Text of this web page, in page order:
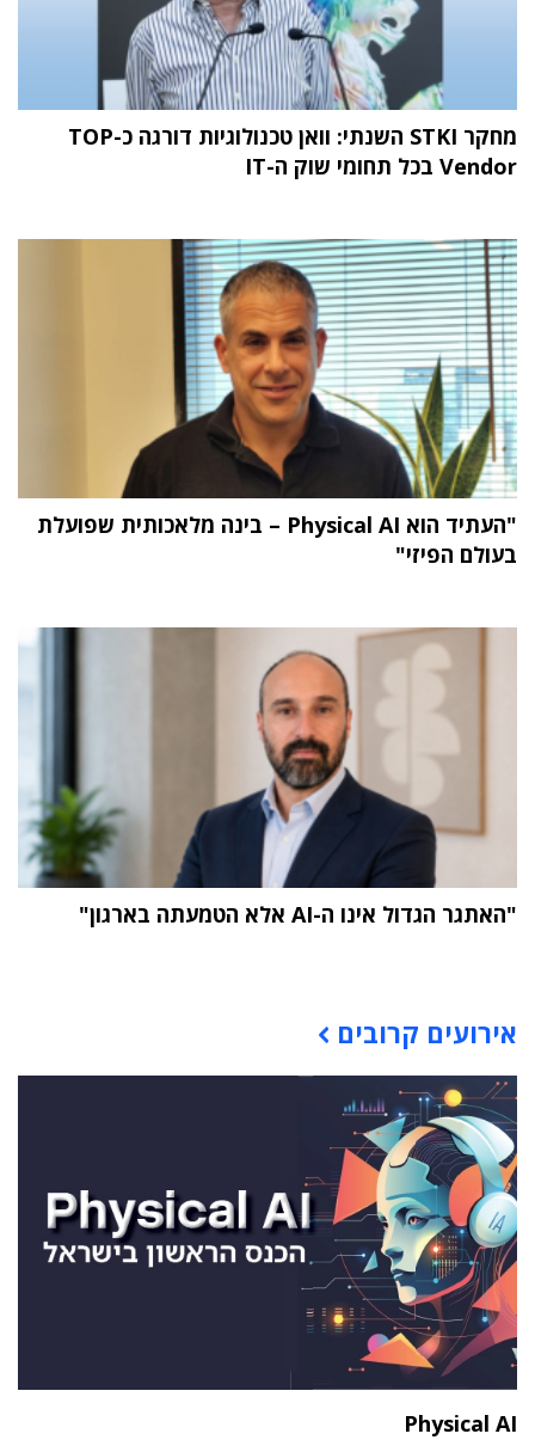
מחקר STKI השנתי: וואן טכנולוגיות דורגה כ-TOP
Vendor בכל תחומי שוק ה-IT
"העתיד הוא Physical AI – בינה מלאכותית שפועלת
בעולם הפיזי"
"האתגר הגדול אינו ה-AI אלא הטמעתה בארגון"
אירועים קרובים
Physical AI